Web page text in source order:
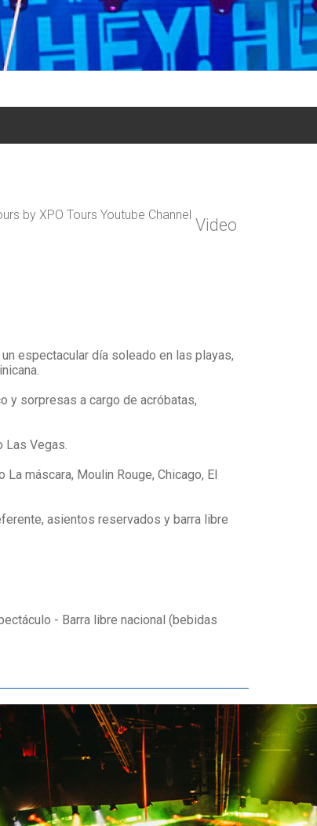
Video
espectacular día soleado en las playas,
y sorpresas a cargo de acróbatas,
Las Vegas.
máscara, Moulin Rouge, Chicago, El
asientos reservados y barra libre
- Barra libre nacional (bebidas